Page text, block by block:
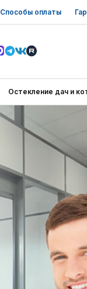
Способы оплаты
Остекление дач и